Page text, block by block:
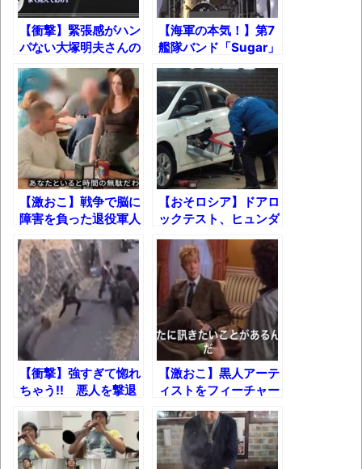
体験談：仕事で同じビルの中に入っている
グループ会社の嫁子 [ほのぼの]
葉月つばさちゃん、昔から見てるんだけど
かなりお姉さんになったね
壊れたエアコンと歌えないボク
バージョンアップ情報更新 AOMEI
Backupper Standard 8.3.0 などバージョンア
ップ
高嶋ちさ子、ダウン症の姉が暴行事件！事
件の一部始終と衝撃の結末
【呆然】北海道旅行ワイ「ウニイクラ丼特
盛で食うぞ！！！うおおおおおおお
お！！！！！」→結
果･････････････････････････････
【動画】カニ、ちょっかい出してきた陰に
ブチギレ
長野県のなめこのデカさが規格外だったｗ
ｗ
新装版「ご冗談でしょう、ファインマンさ
【衝撃】緊張感がハン
パない大塚明夫さんの
カーナビｗ
【海軍の本気！】第7
艦隊バンド「Sugar」
歌ってみた！
【激おこ】戦争で脳に
障害を負った退役軍人
を馬鹿にするウェイト
レス、それをみた客た
ちは・・・
【おそロシア】ドアロ
ックテスト、ヒュンダ
イのクルマ二台潰して
検証してみた結果!!
【衝撃】強すぎて惚れ
ちゃう!! 悪人を撃退
する女性たち
【激おこ】黒人アーテ
ィストをフィーチャー
しないことについてテ
レビマンを詰問するデ
ヴィッド・ボウイ